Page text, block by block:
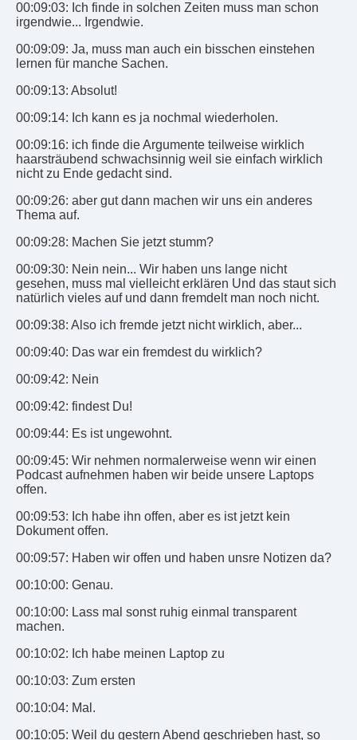
00:09:03: Ich finde in solchen Zeiten muss man schon
irgendwie... Irgendwie.
00:09:09: Ja, muss man auch ein bisschen einstehen
lernen für manche Sachen.
00:09:13: Absolut!
00:09:14: Ich kann es ja nochmal wiederholen.
00:09:16: ich finde die Argumente teilweise wirklich
haarsträubend schwachsinnig weil sie einfach wirklich
nicht zu Ende gedacht sind.
00:09:26: aber gut dann machen wir uns ein anderes
Thema auf.
00:09:28: Machen Sie jetzt stumm?
00:09:30: Nein nein... Wir haben uns lange nicht
gesehen, muss mal vielleicht erklären Und das staut sich
natürlich vieles auf und dann fremdelt man noch nicht.
00:09:38: Also ich fremde jetzt nicht wirklich, aber...
00:09:40: Das war ein fremdest du wirklich?
00:09:42: Nein
00:09:42: findest Du!
00:09:44: Es ist ungewohnt.
00:09:45: Wir nehmen normalerweise wenn wir einen
Podcast aufnehmen haben wir beide unsere Laptops
offen.
00:09:53: Ich habe ihn offen, aber es ist jetzt kein
Dokument offen.
00:09:57: Haben wir offen und haben unsre Notizen da?
00:10:00: Genau.
00:10:00: Lass mal sonst ruhig einmal transparent
machen.
00:10:02: Ich habe meinen Laptop zu
00:10:03: Zum ersten
00:10:04: Mal.
00:10:05: Weil du gestern Abend geschrieben hast, so